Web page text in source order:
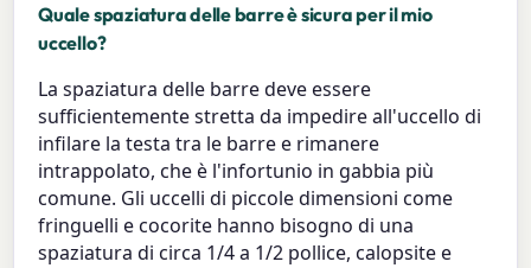
Quale spaziatura delle barre è sicura per il mio
uccello?
La spaziatura delle barre deve essere
sufficientemente stretta da impedire all'uccello di
infilare la testa tra le barre e rimanere
intrappolato, che è l'infortunio in gabbia più
comune. Gli uccelli di piccole dimensioni come
fringuelli e cocorite hanno bisogno di una
spaziatura di circa 1/4 a 1/2 pollice, calopsite e